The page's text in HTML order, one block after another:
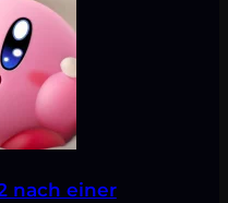
nach einer